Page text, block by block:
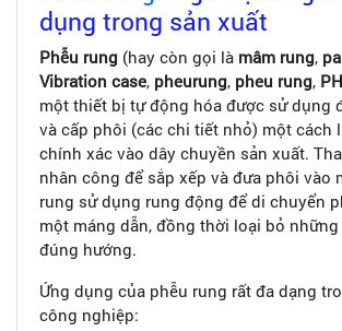
dụng trong sản xuất
Phễu rung (hay còn gọi là mâm rung,
Vibration case, pheurung, pheu rung,
một thiết bị tự động hóa được sử dụng
và cấp phôi (các chi tiết nhỏ) một cách
chính xác vào dây chuyền sản xuất.
nhân công để sắp xếp và đưa phôi vào
rung sử dụng rung động để di chuyển
một máng dẫn, đồng thời loại bỏ
đúng hướng.
Ứng dụng của phễu rung rất đa dạng
công nghiệp: